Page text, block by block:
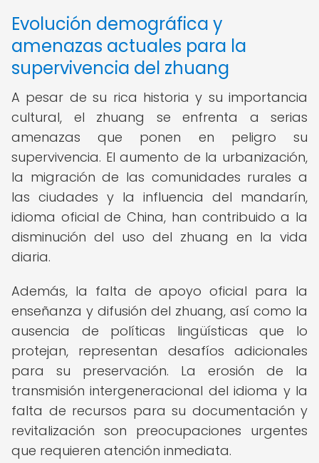
Evolución demográfica y
amenazas actuales para la
supervivencia del zhuang
A pesar de su rica historia y su importancia
cultural, el zhuang se enfrenta a serias
amenazas que ponen en peligro su
supervivencia. El aumento de la urbanización,
la migración de las comunidades rurales a
las ciudades y la influencia del mandarín,
idioma oficial de China, han contribuido a la
disminución del uso del zhuang en la vida
diaria.
Además, la falta de apoyo oficial para la
enseñanza y difusión del zhuang, así como la
ausencia de políticas lingüísticas que lo
protejan, representan desafíos adicionales
para su preservación. La erosión de la
transmisión intergeneracional del idioma y la
falta de recursos para su documentación y
revitalización son preocupaciones urgentes
que requieren atención inmediata.